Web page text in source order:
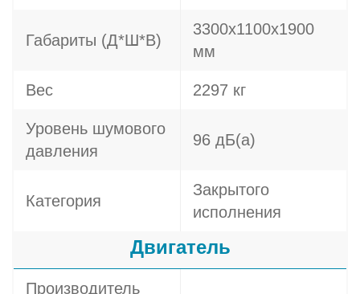
Габариты (Д*Ш*В)
3300х1100х1900
мм
Вес 2297 кг
Уровень шумового
давления
96 дБ(а)
Категория
Закрытого
исполнения
Двигатель
Производитель